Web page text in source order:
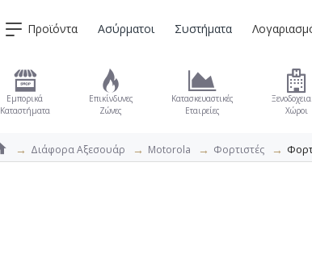
Προϊόντα Ασύρματοι Συστήματα
Εμπορικά
Καταστήματα
Επικίνδυνες
Ζώνες
Κατασκευαστικές
Εταιρείες
Χώροι
Διάφορα Αξεσουάρ Motorola Φορτιστές